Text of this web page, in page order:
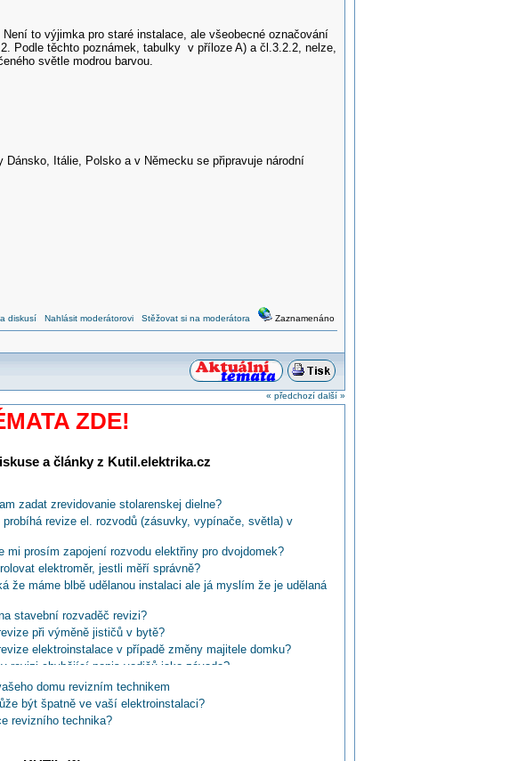
to výjimka pro staré instalace, ale všeobecné označování
Podle těchto poznámek, tabulky v příloze A) a čl.3.2.2, nelze,
světle modrou barvou.
Itálie, Polsko a v Německu se připravuje národní
diskusí Nahlásit moderátorovi Stěžovat si na moderátora Zaznamenáno
« předchozí další »
ZDE!
a články z Kutil.elektrika.cz
zadat zrevidovanie stolarenskej dielne?
revize el. rozvodů (zásuvky, vypínače, světla) v
mi prosím zapojení rozvodu elektřiny pro dvojdomek?
elektroměr, jestli měří správně?
že máme blbě udělanou instalaci ale já myslím že je udělaná
stavební rozvaděč revizi?
při výměně jističů v bytě?
elektroinstalace v případě změny majitele domku?
revizi chybějící popis vodičů jako závada?
jedno světlo je potřeba revize?
revize zajišťuje veterinární ordinaci? Vlastník nebo nájemce?
jako pouhý nájemník být seznámena s revizní zprávou?
domu revizním technikem
být špatně ve vaší elektroinstalaci?
revizního technika?